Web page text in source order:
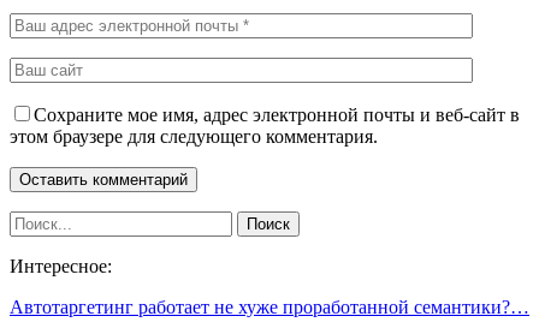
Сохраните мое имя, адрес электронной почты и веб-сайт в
этом браузере для следующего комментария.
Интересное:
Автотаргетинг работает не хуже проработанной семантики?…